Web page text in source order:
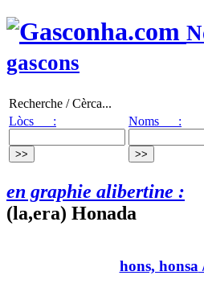
gascons
Recherche / Cèrca...
Lòcs :
Noms :
en graphie alibertine :
(la,era) Honada
hons, honsa